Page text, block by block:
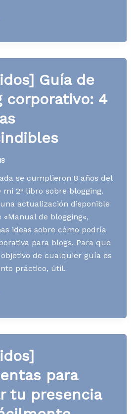
Guía de
corporativo: 4
se cumplieron 8 años del
2º libro sobre blogging.
actualización disponible
de blogging«,
ideas sobre cómo podría
para blogs. Para que
de cualquier guía es
práctico, útil.
para
tu presencia